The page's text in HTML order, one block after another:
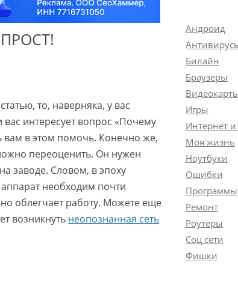
то, наверняка, у вас
интересует вопрос «Почему
вам в этом помочь. Конечно же,
переоценить. Он нужен
заводе. Словом, в эпоху
необходим почти
облегчает работу. Можете еще
возникнуть неопознанная сеть
Андроид
Билайн
Браузеры
Игры
Интернет и
Моя жизнь
Ноутбуки
Ошибки
Программы
Ремонт
Роутеры
Соц сети
Фишки